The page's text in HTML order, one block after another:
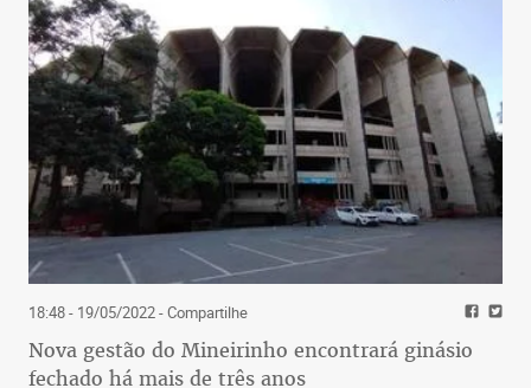
18:48 - 19/05/2022- Compartilhe
Nova gestão do Mineirinho encontrará ginásio
fechado há mais de três anos